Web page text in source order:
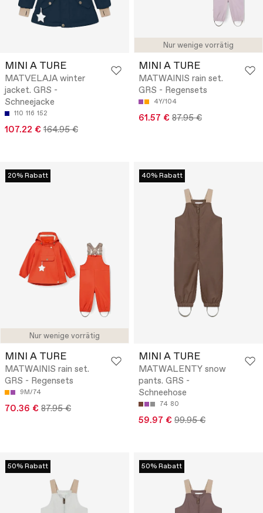
MINI A TURE
MATVELAJA winter
jacket. GRS -
Schneejacke
110 116 152
107.22 € 164.95 €
Nur wenige vorrätig
MINI A TURE
MATWAINIS rain set.
GRS - Regensets
4Y/104
61.57 € 87.95 €
Nur wenige vorrätig
20% Rabatt
MINI A TURE
MATWAINIS rain set.
GRS - Regensets
9M/74
70.36 € 87.95 €
40% Rabatt
MINI A TURE
MATWALENTY snow
pants. GRS -
Schneehose
74 80
59.97 € 99.95 €
50% Rabatt 50% Rabatt